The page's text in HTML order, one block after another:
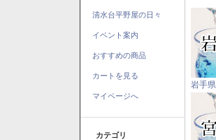
清水台平野屋の日々
イベント案内
おすすめの商品
カートを見る
マイページへ
カテゴリ
岩手県